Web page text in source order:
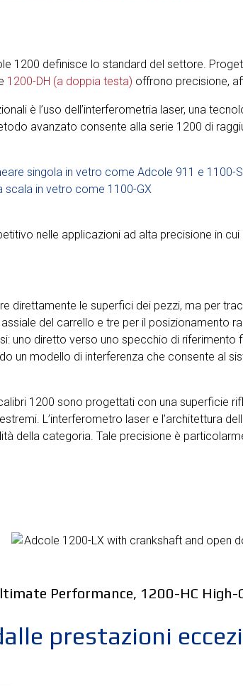
1200 definisce lo standard del settore.
1200-DH (a doppia testa) offrono precisione,
è l’uso dell’interferometria laser, una
avanzato consente alla serie 1200 di
singola in vetro come Adcole 911 e 1100-S
scala in vetro come 1100-GX
nelle applicazioni ad alta precisione in cui
direttamente le superfici dei pezzi, ma per
del carrello e tre per il posizionamento
uno diretto verso uno specchio di
un modello di interferenza che consente al
1200 sono progettati con una superficie
L’interferometro laser e l’architettura
della categoria. Tale precisione è
Performance, 1200-HC
prestazioni